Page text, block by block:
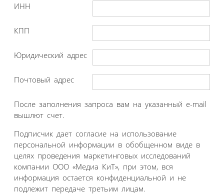
ИНН
КПП
Юридический адрес
Почтовый адрес
После заполнения запроса вам на указанный e-mail
вышлют счет.
Подписчик дает согласие на использование
персональной информации в обобщенном виде в
целях проведения маркетинговых исследований
компании ООО «Медиа КиТ», при этом, вся
информация остается конфиденциальной и не
подлежит передаче третьим лицам.